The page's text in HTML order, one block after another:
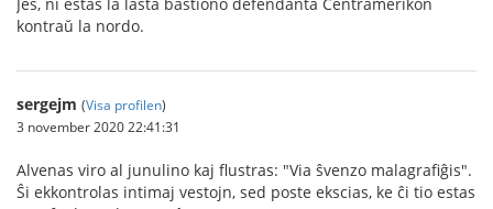
kontraŭ la nordo.
sergejm (Visa profilen)
3 november 2020 22:41:31
Alvenas viro al junulino kaj flustras: "Via ŝvenzo malagrafiĝis".
Ŝi ekkontrolas intimaj vestojn, sed poste ekscias, ke ĉi tio estas